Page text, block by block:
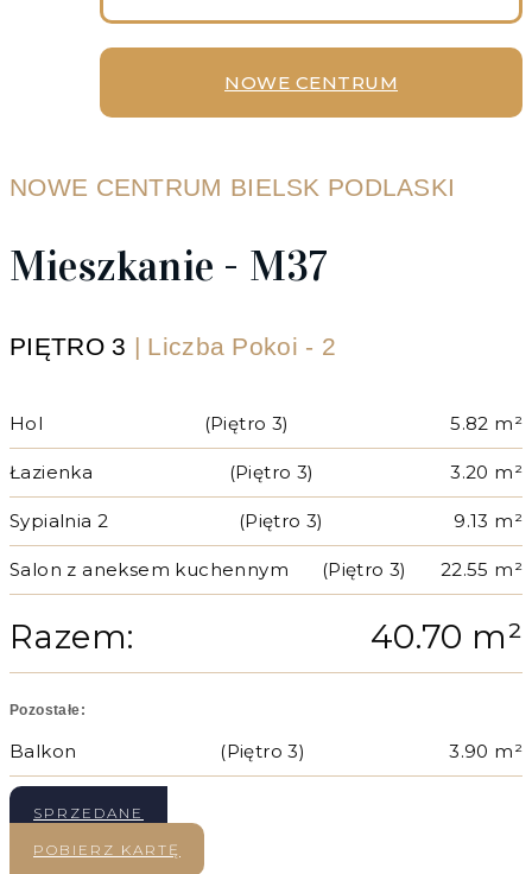
NOWE CENTRUM
NOWE CENTRUM BIELSK PODLASKI
Mieszkanie - M37
PIĘTRO 3 | Liczba Pokoi - 2
Hol (Piętro 3) 5.82 m²
Łazienka (Piętro 3) 3.20 m²
Sypialnia 2 (Piętro 3) 9.13 m²
Salon z aneksem kuchennym (Piętro 3) 22.55 m²
Razem: 40.70 m²
Pozostałe:
Balkon (Piętro 3) 3.90 m²
SPRZEDANE
POBIERZ KARTĘ